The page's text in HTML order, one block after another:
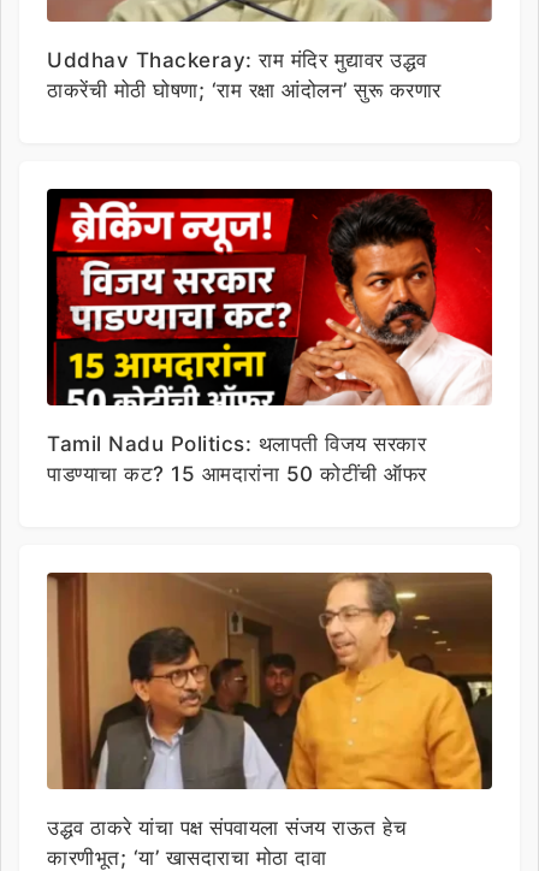
Uddhav Thackeray: राम मंदिर मुद्यावर उद्धव
ठाकरेंची मोठी घोषणा; ‘राम रक्षा आंदोलन’ सुरू करणार
Tamil Nadu Politics: थलापती विजय सरकार
पाडण्याचा कट? 15 आमदारांना 50 कोटींची ऑफर
उद्धव ठाकरे यांचा पक्ष संपवायला संजय राऊत हेच
कारणीभूत; ‘या’ खासदाराचा मोठा दावा